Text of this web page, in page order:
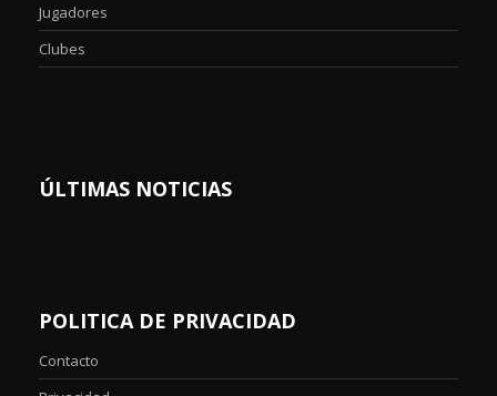
Jugadores
Clubes
ÚLTIMAS NOTICIAS
POLITICA DE PRIVACIDAD
Contacto